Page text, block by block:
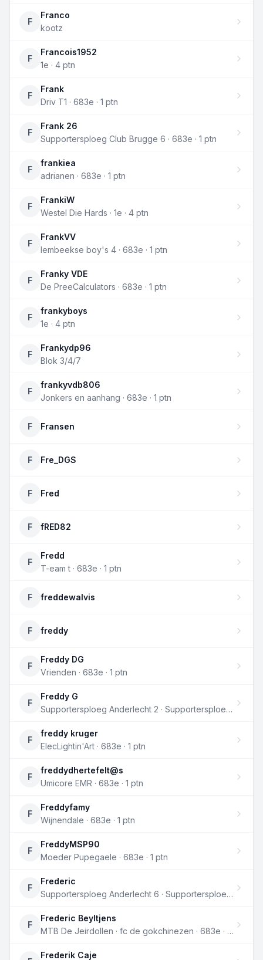
F
Franco
kootz
F
Francois1952
1e · 4 ptn
F
Frank
Driv T1 · 683e · 1 ptn
F
Frank 26
Supportersploeg Club Brugge 6 · 683e · 1 ptn
F
frankiea
adrianen · 683e · 1 ptn
F
FrankiW
Westel Die Hards · 1e · 4 ptn
F
FrankVV
lembeekse boy's 4 · 683e · 1 ptn
F
Franky VDE
De PreeCalculators · 683e · 1 ptn
F
frankyboys
1e · 4 ptn
F
Frankydp96
Blok 3/4/7
F
frankyvdb806
Jonkers en aanhang · 683e · 1 ptn
F Fransen
F Fre_DGS
F Fred
F fRED82
F
Fredd
T-eam t · 683e · 1 ptn
F freddewalvis
F freddy
F
Freddy DG
Vrienden · 683e · 1 ptn
F
Freddy G
Supportersploeg Anderlecht 2 · Supportersploeg Anderlecht 11 · 683e · 1 ptn
F
freddy kruger
ElecLightin'Art · 683e · 1 ptn
F
freddydhertefelt@s
Umicore EMR · 683e · 1 ptn
F
Freddyfamy
Wijnendale · 683e · 1 ptn
F
FreddyMSP90
Moeder Pupegaele · 683e · 1 ptn
F
Frederic
Supportersploeg Anderlecht 6 · Supportersploeg Anderlecht 7 · 683e · 1 ptn
F
Frederic Beyltjens
MTB De Jeirdollen · fc de gokchinezen · 683e · 1 ptn
Frederik Caje